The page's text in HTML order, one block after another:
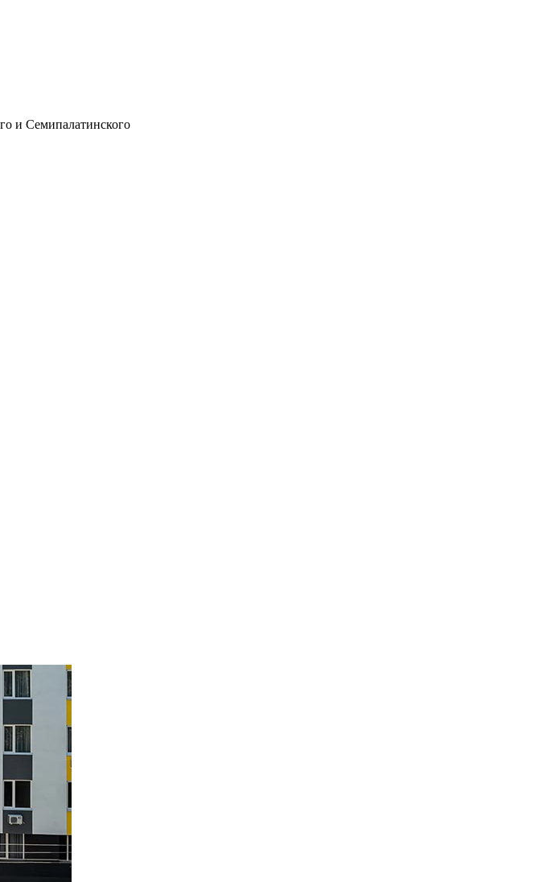
и Семипалатинского